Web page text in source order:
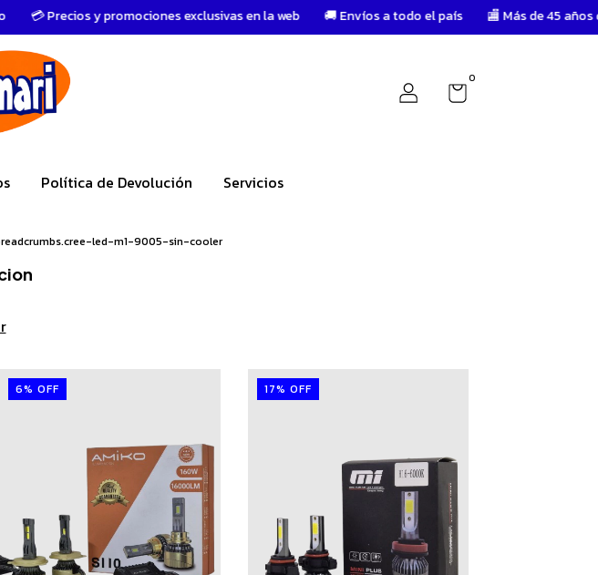
y promociones exclusivas en la web 🚚 Envíos a todo el país 🏬 Más de 45 años de
0
Política de Devolución Servicios
led-m1-9005-sin-cooler
6% OFF 17% OFF